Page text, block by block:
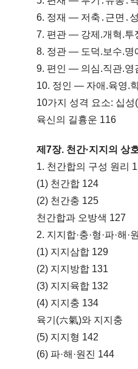
6. 정재 ― 저축․근면․
7. 편관 ― 강제.개혁.투
8. 정관 ― 도덕.보수.명
9. 편인 ― 의심.직관.영
10. 정인 ― 자애.육영.
10가지 성격 요소: 십
육신의 길흉운 116
제7장. 천간·지지의 상
1. 천간합의 구성 원리
(1) 천간합 124
(2) 천간충 125
천간합과 오방색 127
2. 지지합·충·형·파·해·
(1) 지지삼합 129
(2) 지지방합 131
(3) 지지육합 132
(4) 지지충 134
육기(六氣)와 지지충
(5) 지지형 142
(6) 파·해·원진 144